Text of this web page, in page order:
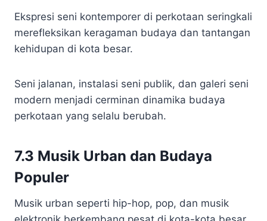
Ekspresi seni kontemporer di perkotaan seringkali
merefleksikan keragaman budaya dan tantangan
kehidupan di kota besar.
Seni jalanan, instalasi seni publik, dan galeri seni
modern menjadi cerminan dinamika budaya
perkotaan yang selalu berubah.
7.3 Musik Urban dan Budaya
Populer
Musik urban seperti hip-hop, pop, dan musik